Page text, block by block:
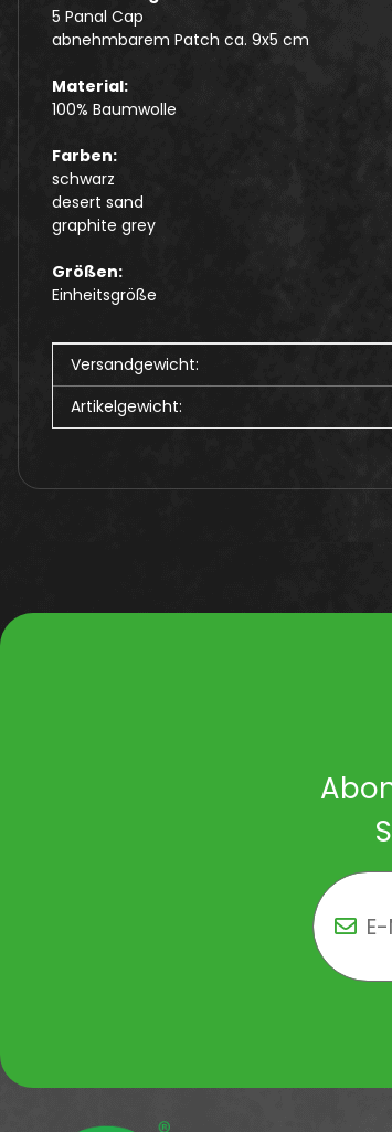
5 Panal Cap
abnehmbarem Patch ca. 9x5 cm
Material:
100% Baumwolle
Farben:
schwarz
desert sand
graphite grey
Größen:
Einheitsgröße
Produkteigenschaft
Wert
Versandgewicht:
Artikelgewicht: